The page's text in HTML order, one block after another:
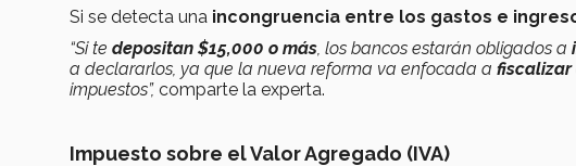
Si se detecta una incongruencia entre los gastos e
“Si te depositan $15,000 o más , los bancos estarán obligados a
a declararlos, ya que la nueva reforma va enfocada a fiscalizar
impuestos”, comparte la experta.
Impuesto sobre el Valor Agregado (IVA)